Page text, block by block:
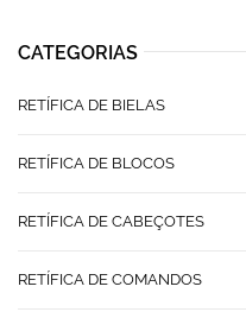
CATEGORIAS
RETÍFICA DE BIELAS
RETÍFICA DE BLOCOS
RETÍFICA DE CABEÇOTES
RETÍFICA DE COMANDOS